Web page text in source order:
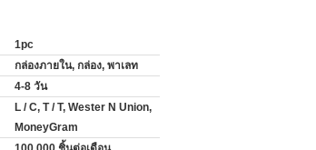
1pc
กล่องภายใน, กล่อง, พาเลท
4-8 วัน
L / C, T / T, Wester N Union,
MoneyGram